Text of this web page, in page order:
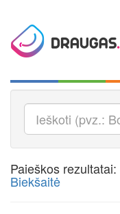
Paieškos rezultatai:
Biekšaitė